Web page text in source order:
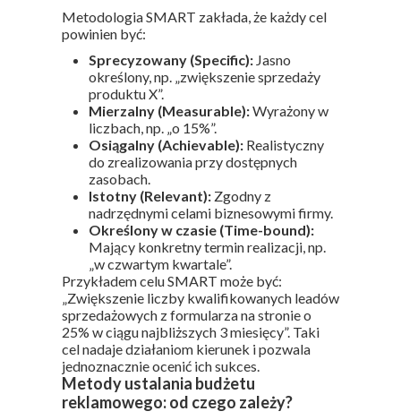
Metodologia SMART zakłada, że każdy cel
powinien być:
Sprecyzowany (Specific): Jasno
określony, np. „zwiększenie sprzedaży
produktu X”.
Mierzalny (Measurable):Wyrażony w
liczbach, np. „o 15%”.
Osiągalny (Achievable): Realistyczny
do zrealizowania przy dostępnych
zasobach.
Istotny (Relevant): Zgodny z
nadrzędnymi celami biznesowymi firmy.
Określony w czasie (Time-bound):
Mający konkretny termin realizacji, np.
„w czwartym kwartale”.
Przykładem celu SMART może być:
„Zwiększenie liczby kwalifikowanych leadów
sprzedażowych z formularza na stronie o
25% w ciągu najbliższych 3 miesięcy”. Taki
cel nadaje działaniom kierunek i pozwala
jednoznacznie ocenić ich sukces.
Metody ustalania budżetu
reklamowego: od czego zależy?